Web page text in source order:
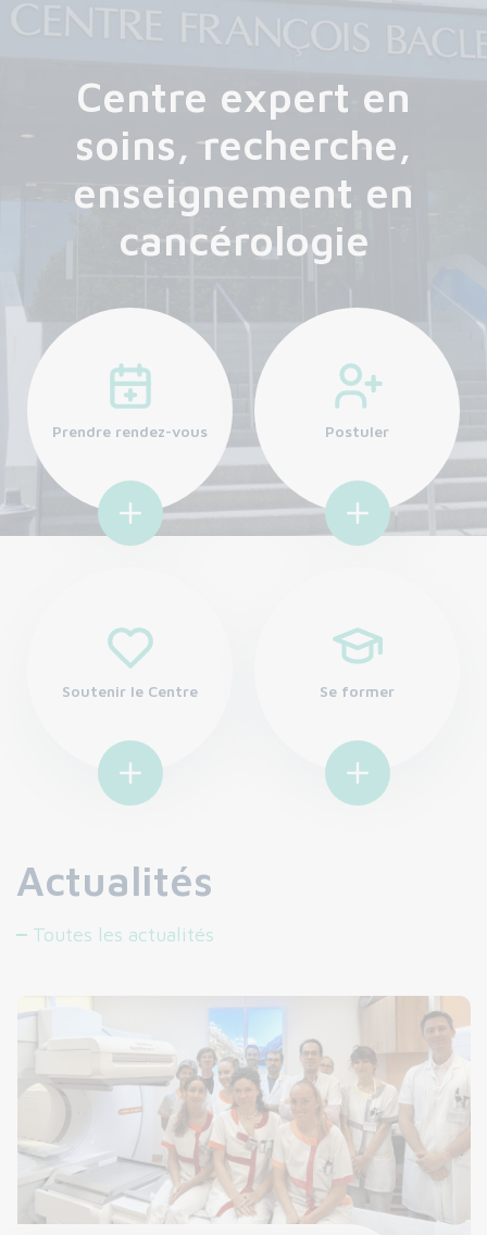
Centre expert en
soins, recherche,
enseignement en
cancérologie
Prendre rendez-vous Postuler
Soutenir le Centre Se former
Actualités
Toutes les actualités